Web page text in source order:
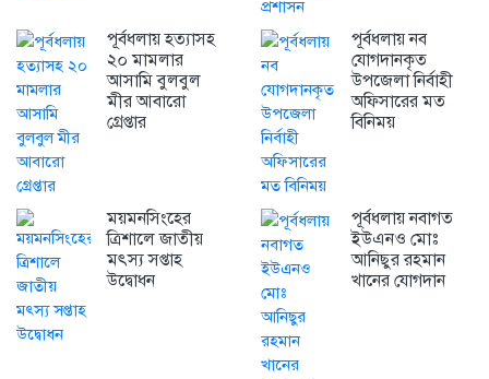
পূর্বধলায় হত্যাসহ
২০ মামলার
আসামি বুলবুল
মীর আবারো
গ্রেপ্তার
পূর্বধলায় নব
যোগদানকৃত
উপজেলা নির্বাহী
অফিসারের মত
বিনিময়
ময়মনসিংহের
ত্রিশালে জাতীয়
মৎস্য সপ্তাহ
উদ্বোধন
পূর্বধলায় নবাগত
ইউএনও মোঃ
আনিছুর রহমান
খানের যোগদান